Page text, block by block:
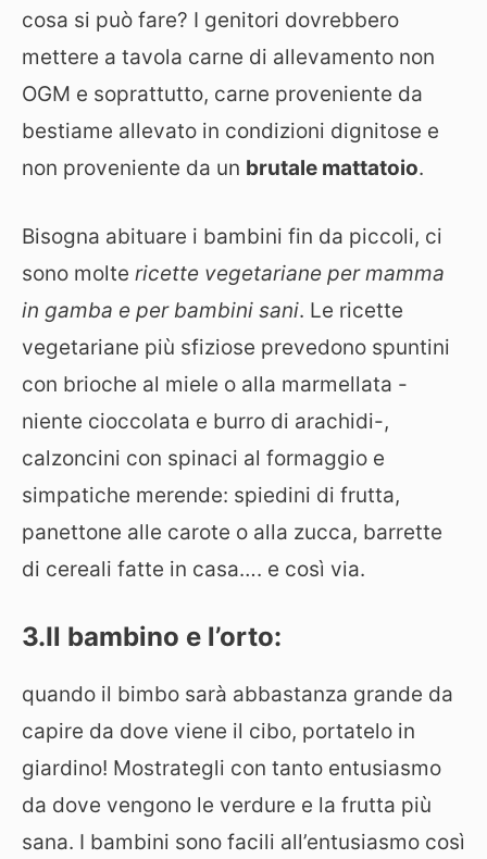
cosa si può fare? I genitori dovrebbero
mettere a tavola carne di allevamento non
OGM e soprattutto, carne proveniente da
bestiame allevato in condizioni dignitose e
non proveniente da un brutale mattatoio.
Bisogna abituare i bambini fin da piccoli, ci
sono molte ricette vegetariane per mamma
in gamba e per bambini sani. Le ricette
vegetariane più sfiziose prevedono spuntini
con brioche al miele o alla marmellata -
niente cioccolata e burro di arachidi-,
calzoncini con spinaci al formaggio e
simpatiche merende: spiedini di frutta,
panettone alle carote o alla zucca, barrette
di cereali fatte in casa…. e così via.
3.Il bambino e l’orto:
quando il bimbo sarà abbastanza grande da
capire da dove viene il cibo, portatelo in
giardino! Mostrategli con tanto entusiasmo
da dove vengono le verdure e la frutta più
sana. I bambini sono facili all’entusiasmo così